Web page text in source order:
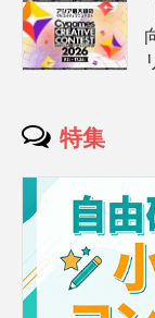
特集